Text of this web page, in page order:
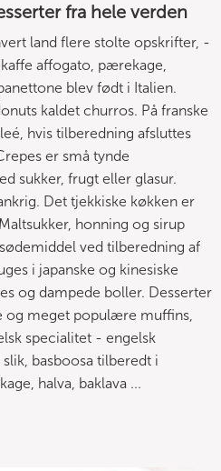
fra hele verden
land flere stolte opskrifter, -
affogato, pærekage,
blev født i Italien.
kaldet churros. På franske
hvis tilberedning afsluttes
er små tynde
sukker, frugt eller glasur.
Det tjekkiske køkken er
honning og sirup
ved tilberedning af
i japanske og kinesiske
og dampede boller. Desserter
og meget populære muffins,
specialitet - engelsk
basboosa tilberedt i
halva, baklava ...